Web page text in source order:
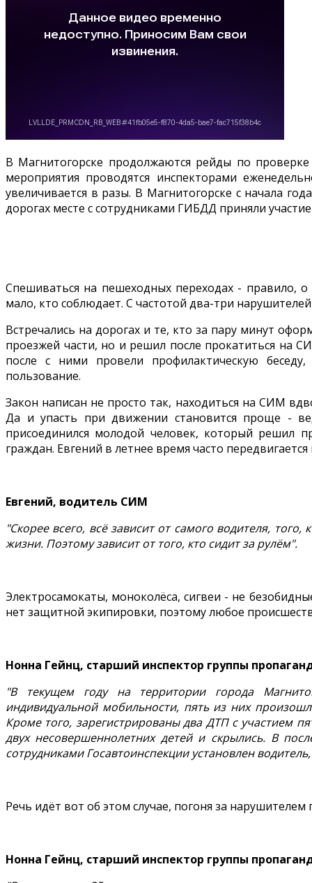
В Магнитогорске продолжаются рейды по
мероприятия проводятся инспекторами
увеличивается в разы. В Магнитогорске с начала
дорогах месте с сотрудниками ГИБДД приняли
Спешиваться на пешеходных переходах - правило,
мало, кто соблюдает. С частотой два-три
Встречались на дорогах и те, кто за пару минут
проезжей части, но и решил после прокатиться на
после с ними провели профилактическую
пользование.
Закон написан не просто так, находиться на СИМ
Да и упасть при движении становится проще -
присоединился молодой человек, который решил
граждан. Евгений в летнее время часто
Евгений, водитель СИМ
"Скорее всего, всё зависит от самого водителя,
жизни. Поэтому зависит от того, кто сидит за рулём".
Электросамокаты, моноколёса, сигвеи - не
нет защитной экипировки, поэтому любое
Нонна Гейнц, старший инспектор группы
"В текущем году на территории города
индивидуальной мобильности, пять из них
Кроме того, зарегистрированы два ДТП с участием
двух несовершеннолетних детей и скрылись. В
сотрудниками Госавтоинспекции установлен
Речь идёт вот об этом случае, погоня за
Нонна Гейнц, старший инспектор группы